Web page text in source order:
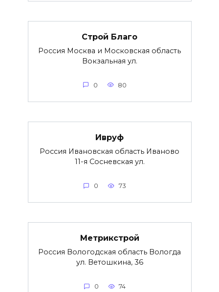
Строй Благо
Россия Москва и Московская область
Вокзальная ул.
0 80
Ивруф
Россия Ивановская область Иваново
11-я Сосневская ул.
0 73
Метрикстрой
Россия Вологодская область Вологда
ул. Ветошкина, 36
0 74